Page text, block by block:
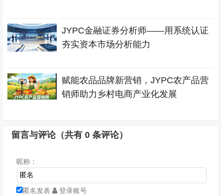
JYPC金融证券分析师——用系统认证
夯实资本市场分析能力
赋能农品品牌新营销，JYPC农产品营
销师助力乡村电商产业化发展
留言与评论（共有0 条评论）
昵称：
匿名发表 登录账号